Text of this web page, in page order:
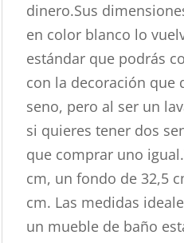
dinero.Sus
en color blanco lo
estándar que podrás
con la decoración que
seno, pero al ser un
si quieres tener dos
que comprar uno
cm, un fondo de 32,5
cm. Las medidas
un mueble de baño